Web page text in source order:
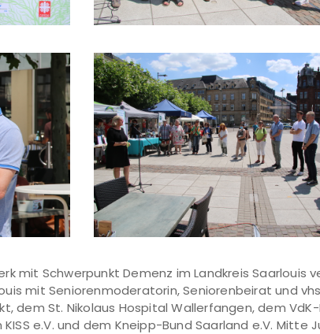
mit Schwerpunkt Demenz im Landkreis
mit Seniorenmoderatorin, Seniorenbeirat und
dem St. Nikolaus Hospital Wallerfangen, dem
e.V. und dem Kneipp-Bund Saarland e.V.